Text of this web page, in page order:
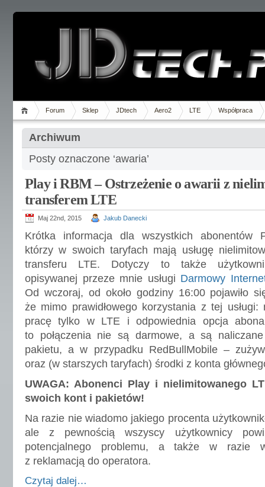
Forum Sklep JDtech Aero2 LTE Współpraca
Archiwum
Posty oznaczone ‘awaria’
Play i RBM – Ostrzeżenie o awarii z
transferem LTE
Maj 22nd, 2015 Jakub Danecki
Krótka informacja dla wszystkich abonentów
którzy w swoich taryfach mają usługę
transferu LTE. Dotyczy to także
opisywanej przeze mnie usługi Darmowy
Od wczoraj, od około godziny 16:00 pojawiło
że mimo prawidłowego korzystania z tej
pracę tylko w LTE i odpowiednia opcja
to połączenia nie są darmowe, a są
pakietu, a w przypadku RedBullMobile –
oraz (w starszych taryfach) środki z konta
UWAGA: Abonenci Play i nielimitowanego
swoich kont i pakietów!
Na razie nie wiadomo jakiego procenta
ale z pewnością wszyscy użytkownicy
potencjalnego problemu, a także w razie
z reklamacją do operatora.
Czytaj dalej…